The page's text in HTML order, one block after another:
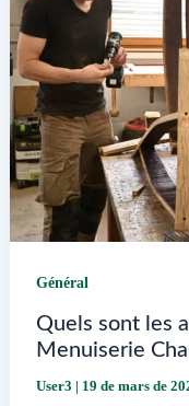
Général
Quels sont les
Menuiserie
User3 | 19 de mars de